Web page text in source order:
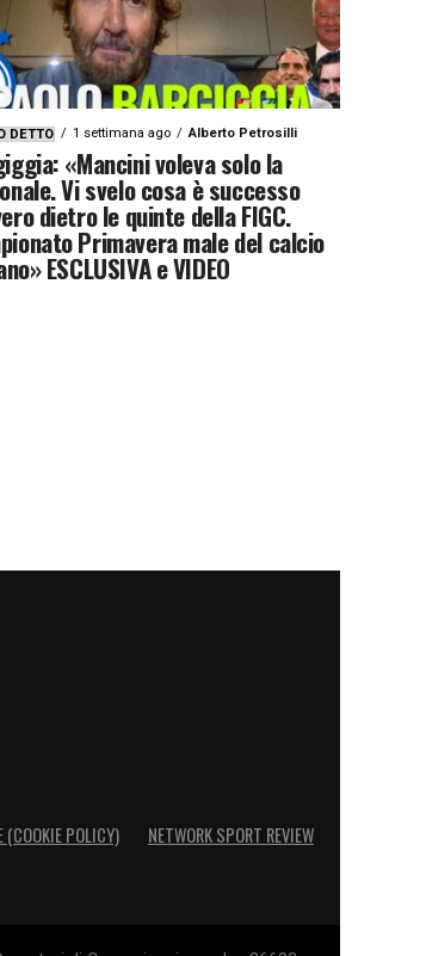
DETTO 1 settimana ago Alberto Petrosilli
«Mancini voleva solo la
Vi svelo cosa è successo
dietro le quinte della FIGC.
Primavera male del calcio
ESCLUSIVA e VIDEO
(COOKIE POLICY) NETWORK SPORT REVIEW